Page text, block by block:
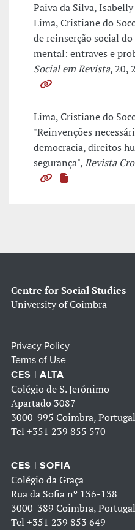
Paiva da Silva,
Lima, Cristiane do
de reinserção social
mental: entraves e
Social em Revista, 20,
Lima, Cristiane do
"Reinvenções
democracia, direitos
segurança",Revista
Centre for Social Studies
University of Coimbra
Privacy Policy
Terms of Use
CES | ALTA
Colégio de S. Jerónimo
Apartado 3087
3000-995 Coimbra, Portugal
Tel +351 239 855 570
CES | SOFIA
Colégio da Graça
Rua da Sofia nº 136-138
3000-389 Coimbra, Portugal
Tel +351 239 853 649